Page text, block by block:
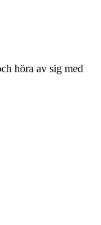
höra av sig med